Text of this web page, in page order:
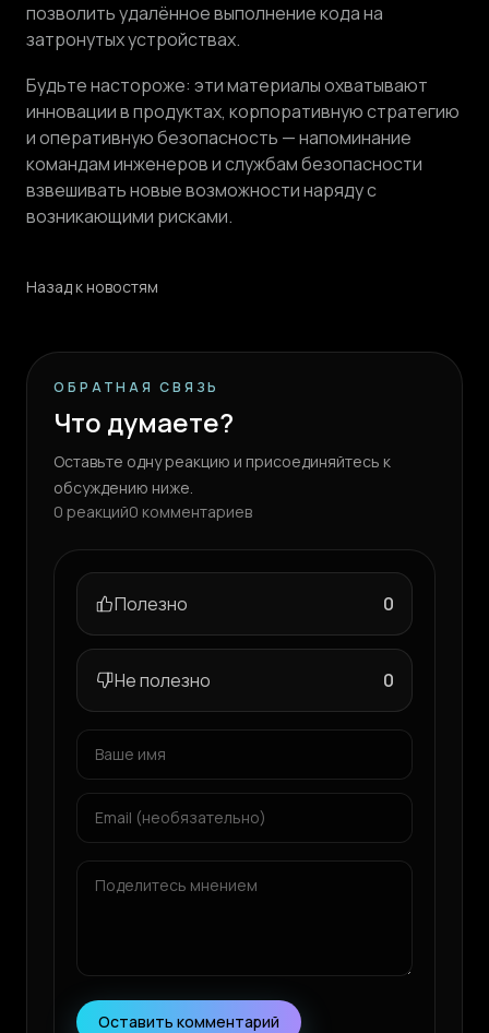
позволить удалённое выполнение кода на
затронутых устройствах.
Будьте настороже: эти материалы охватывают
инновации в продуктах, корпоративную стратегию
и оперативную безопасность — напоминание
командам инженеров и службам безопасности
взвешивать новые возможности наряду с
возникающими рисками.
Назад к новостям
ОБРАТНАЯ СВЯЗЬ
Что думаете?
Оставьте одну реакцию и присоединяйтесь к
обсуждению ниже.
0 реакций0 комментариев
Полезно 0
Не полезно 0
Оставить комментарий